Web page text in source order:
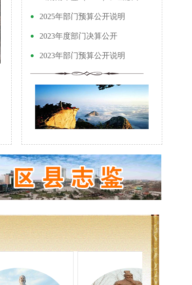
2025年部门预算公开说明
2023年度部门决算公开
2023年部门预算公开说明